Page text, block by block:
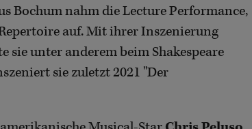
Bochum nahm die Lecture Performance,
auf. Mit ihrer Inszenierung
sie unter anderem beim Shakespeare
sie zuletzt 2021 "Der